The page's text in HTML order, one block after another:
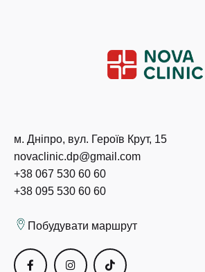
м. Дніпро, вул. Героїв Крут, 15
novaclinic.dp@gmail.com
+38 067 530 60 60
+38 095 530 60 60
Побудувати маршрут